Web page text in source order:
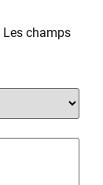
Les champs